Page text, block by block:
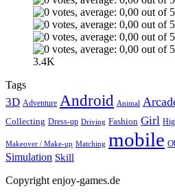
3.4K
Tags
3D Adventure Android Animal
Collecting Dress-up Driving Fashion Girl
Makeover / Make-up Matching mobile
Simulation Skill
Copyright enjoy-games.de